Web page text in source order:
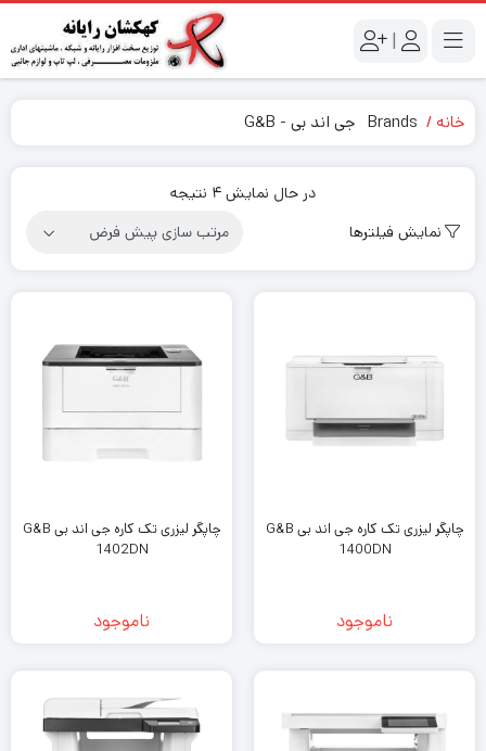
|
خانه جی اند بی - G&B
در حال نمایش 4 نتیجه
نمایش فیلترها
چاپگر لیزری تک کاره جی اند بی G&B
1400DN
ناموجود
چاپگر لیزری تک کاره جی اند بی G&B
1402DN
ناموجود